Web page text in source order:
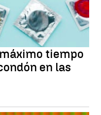
tiempo
en las